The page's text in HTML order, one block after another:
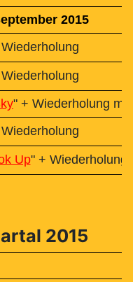
2015
Wiederholung
Wiederholung
" + Wiederholung
Wiederholung
Up" + Wiederholung
2015